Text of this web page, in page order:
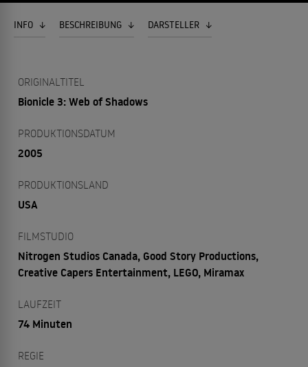
INFO BESCHREIBUNG DARSTELLER
ORIGINALTITEL
Bionicle 3: Web of Shadows
PRODUKTIONSDATUM
2005
PRODUKTIONSLAND
USA
FILMSTUDIO
Nitrogen Studios Canada, Good Story Productions,
Creative Capers Entertainment, LEGO, Miramax
LAUFZEIT
74 Minuten
REGIE